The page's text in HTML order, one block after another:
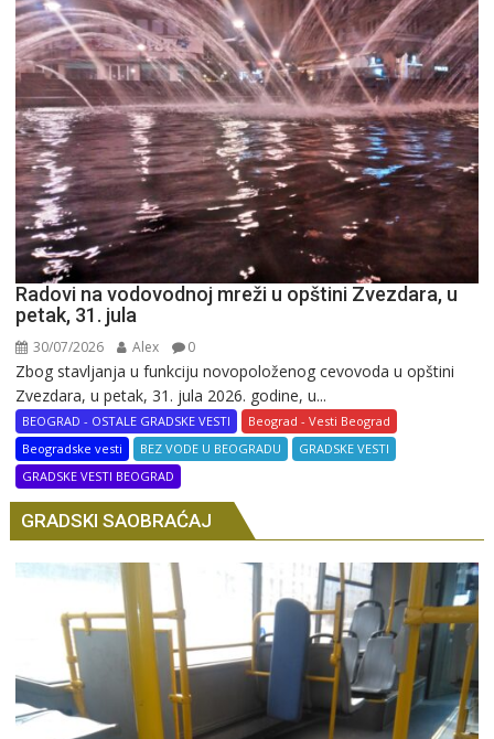
Radovi na vodovodnoj mreži u opštini Zvezdara, u
petak, 31. jula
30/07/2026 Alex 0
Zbog stavljanja u funkciju novopoloženog cevovoda u opštini
Zvezdara, u petak, 31. jula 2026. godine, u...
BEOGRAD - OSTALE GRADSKE VESTI
Beograd - Vesti Beograd
Beogradske vesti
BEZ VODE U BEOGRADU
GRADSKE VESTI
GRADSKE VESTI BEOGRAD
GRADSKI SAOBRAĆAJ